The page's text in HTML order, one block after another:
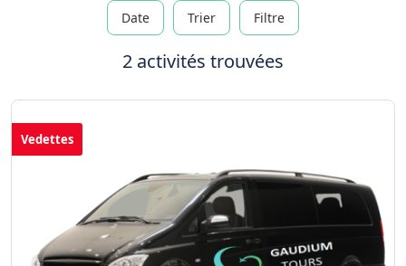
Date Trier Filtre
2 activités trouvées
Vedettes